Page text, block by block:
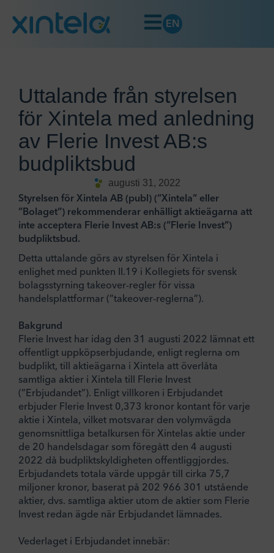
EN
Uttalande från styrelsen
för Xintela med anledning
av Flerie Invest AB:s
budpliktsbud
augusti 31, 2022
Styrelsen för Xintela AB (publ) (”Xintela” eller
”Bolaget”) rekommenderar enhälligt aktieägarna att
inte acceptera Flerie Invest AB:s (”Flerie Invest”)
budpliktsbud.
Detta uttalande görs av styrelsen för Xintela i
enlighet med punkten II.19 i Kollegiets för svensk
bolagsstyrning takeover-regler för vissa
handelsplattformar (”takeover-reglerna”).
Bakgrund
Flerie Invest har idag den 31 augusti 2022 lämnat ett
offentligt uppköpserbjudande, enligt reglerna om
budplikt, till aktieägarna i Xintela att överlåta
samtliga aktier i Xintela till Flerie Invest
(”Erbjudandet”). Enligt villkoren i Erbjudandet
erbjuder Flerie Invest 0,373 kronor kontant för varje
aktie i Xintela, vilket motsvarar den volymvägda
genomsnittliga betalkursen för Xintelas aktie under
de 20 handelsdagar som föregått den 4 augusti
2022 då budpliktskyldigheten offentliggjordes.
Erbjudandets totala värde uppgår till cirka 75,7
miljoner kronor, baserat på 202 966 301 utstående
aktier, dvs. samtliga aktier utom de aktier som Flerie
Invest redan ägde när Erbjudandet lämnades.
Vederlaget i Erbjudandet innebär: